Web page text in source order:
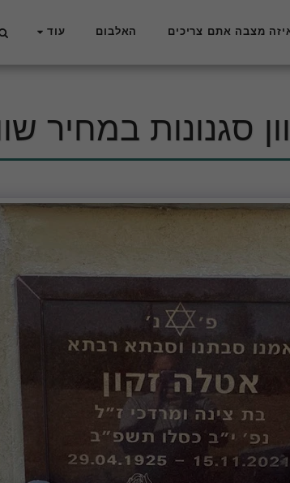
מצבה אתם צריכים האלבום עוד
סגנונות במחיר